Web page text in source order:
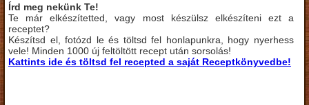
Írd meg nekünk Te!
Te már elkészítetted, vagy most készülsz elkészíteni ezt a
receptet?
Készítsd el, fotózd le és töltsd fel honlapunkra, hogy nyerhess
vele! Minden 1000 új feltöltött recept után sorsolás!
Kattints ide és töltsd fel recepted a saját Receptkönyvedbe!